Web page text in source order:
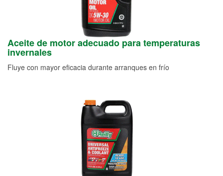
Aceite de motor adecuado para temperaturas
invernales
Fluye con mayor eficacia durante arranques en frío